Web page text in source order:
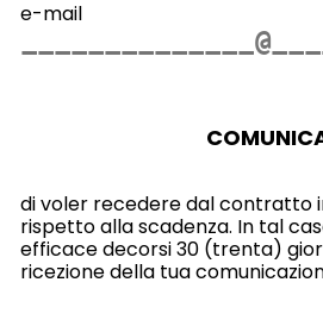
e-mail
di voler recedere dal contratto
rispetto alla scadenza. In tal
efficace decorsi 30 (trenta)
ricezione della tua